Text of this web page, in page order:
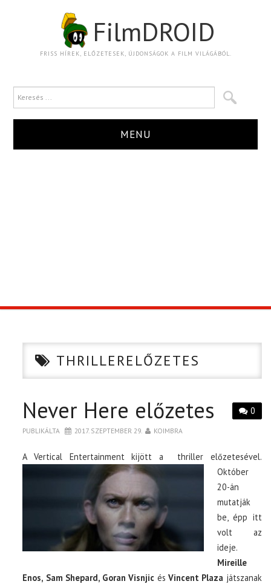
FilmDROID
FRISS HÍREK, ELŐZETESEK, ÚJDONSÁGOK A FILM VILÁGÁBÓL.
MENU
CIKK
PÓLÓ RENDELÉS
THRILLERELŐZETES
0
Never Here előzetes
PUBLIKÁLTA 2017. SZEPTEMBER 29. KOIMBRA
A Vertical Entertainment kijött a
thriller előzetesével.
Október
20-án
mutatják
be, épp itt
volt az
ideje.
Mireille
Enos, Sam Shepard, Goran Visnjic és Vincent Plaza játszanak